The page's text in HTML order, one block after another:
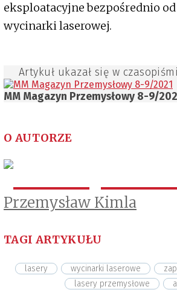
eksploatacyjne bezpośrednio
wycinarki laserowej.
Artykuł ukazał się w
MM Magazyn Przemysłowy 8-9/
O AUTORZE
Przemysław Kimla
TAGI ARTYKUŁU
lasery wycinarki laserowe
lasery przemysłowe